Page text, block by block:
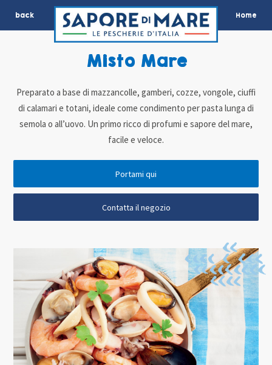
back Home
Misto Mare
Preparato a base di mazzancolle, gamberi, cozze, vongole, ciuffi
di calamari e totani, ideale come condimento per pasta lunga di
semola o all’uovo. Un primo ricco di profumi e sapore del mare,
facile e veloce.
Portami qui
Contatta il negozio